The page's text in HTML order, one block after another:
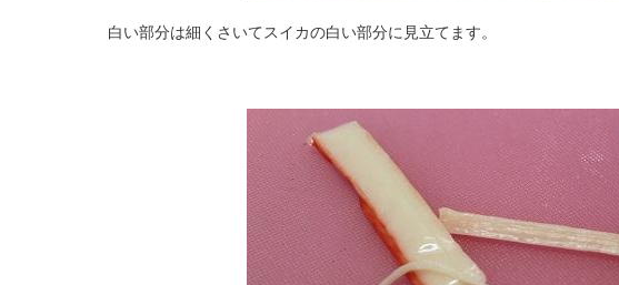
白い部分は細くさいてスイカの白い部分に見立てます。